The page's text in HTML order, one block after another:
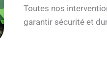
Toutes nos
garantir sécurité et